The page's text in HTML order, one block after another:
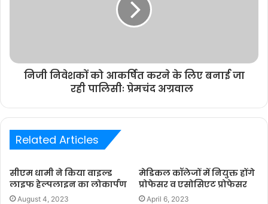
निजी निवेशकों को आकर्षित करने के लिए बनाई जा
रही पालिसीः प्रेमचंद अग्रवाल
Related Articles
सीएम धामी ने किया वाइल्ड
लाइफ हेल्पलाइन का लोकार्पण
August 4, 2023
मेडिकल कॉलेजों में नियुक्त होंगे
प्रोफेसर व एसोसिएट प्रोफेसर
April 6, 2023